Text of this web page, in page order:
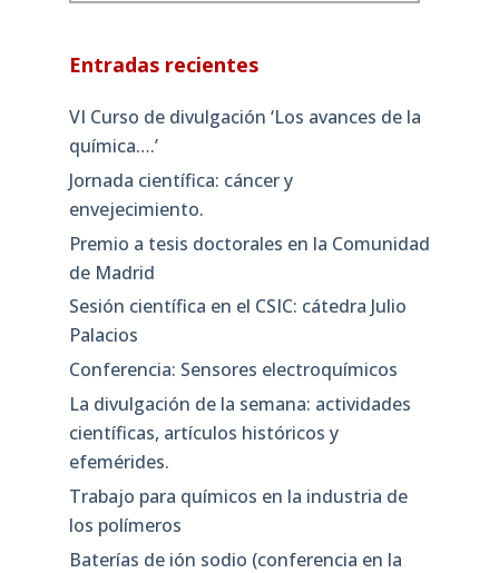
Entradas recientes
VI Curso de divulgación ‘Los avances de la
química….’
Jornada científica: cáncer y
envejecimiento.
Premio a tesis doctorales en la Comunidad
de Madrid
Sesión científica en el CSIC: cátedra Julio
Palacios
Conferencia: Sensores electroquímicos
La divulgación de la semana: actividades
científicas, artículos históricos y
efemérides.
Trabajo para químicos en la industria de
los polímeros
Baterías de ión sodio (conferencia en la